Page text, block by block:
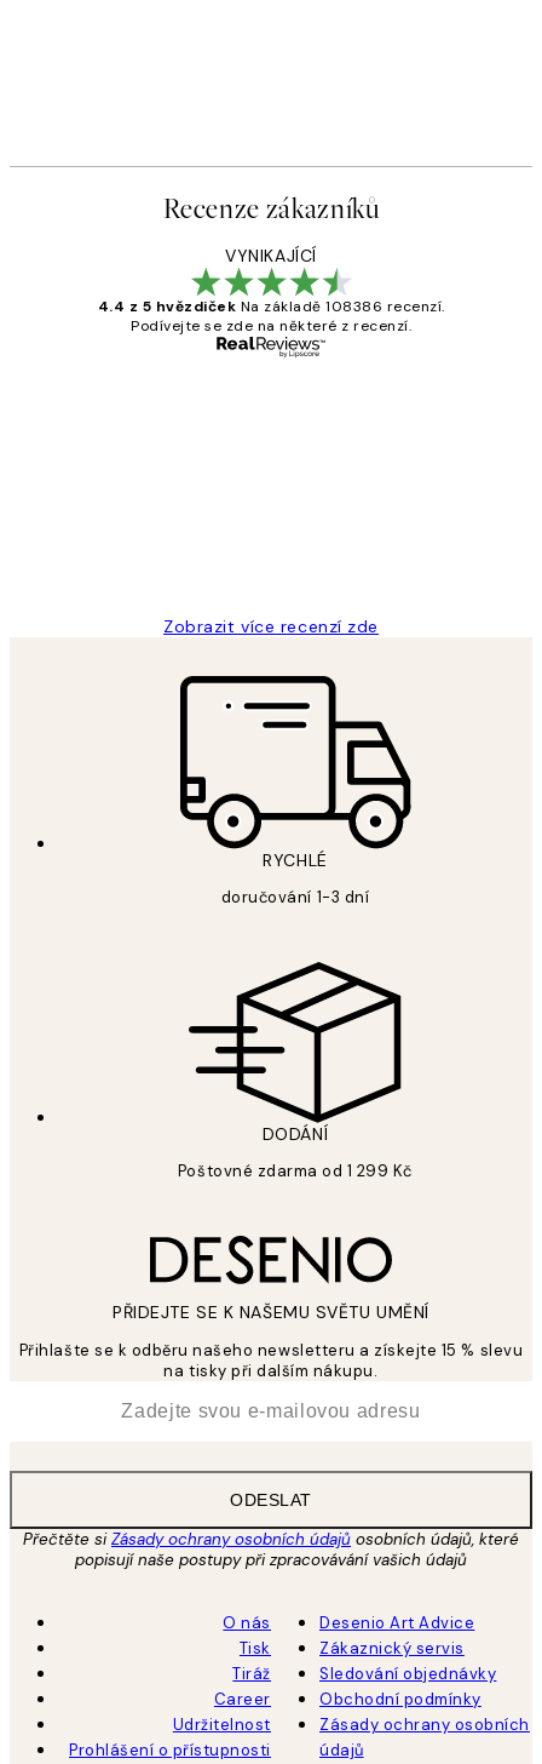
Recenze zákazníků
VYNIKAJÍCÍ
4.4 z 5 hvězdiček Na základě 108386 recenzí.
Podívejte se zde na některé z recenzí.
Zobrazit více recenzí zde
RYCHLÉ
doručování 1-3 dní
DODÁNÍ
Poštovné zdarma od 1 299 Kč
PŘIDEJTE SE K NAŠEMU SVĚTU UMĚNÍ
Přihlašte se k odběru našeho newsletteru a získejte 15 % slevu
na tisky při dalším nákupu.
ODESLAT
Přečtěte siZásady ochrany osobních údajů osobních údajů, které
popisují naše postupy při zpracovávání vašich údajů
O nás
Tisk
Tiráž
Career
Udržitelnost
Prohlášení o přístupnosti
Desenio Art Advice
Zákaznický servis
Sledování objednávky
Obchodní podmínky
Zásady ochrany osobních
údajů